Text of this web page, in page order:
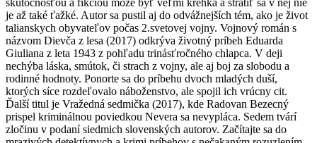
je až také ťažké. Autor sa pustil aj do odvážnejších tém, ako je život
talianskych obyvateľov počas 2.svetovej vojny. Vojnový román s
názvom Dievča z lesa (2017) odkrýva životný príbeh Eduarda
Giuliana z leta 1943 z pohľadu trinásťročného chlapca. V deji
nechýba láska, smútok, či strach z vojny, ale aj boj za slobodu a
rodinné hodnoty. Ponorte sa do príbehu dvoch mladých duší,
ktorých síce rozdeľovalo náboženstvo, ale spojil ich vrúcny cit.
Ďalší titul je Vražedná sedmička (2017), kde Radovan Bezecný
prispel kriminálnou poviedkou Nevera sa nevypláca. Sedem tvárí
zločinu v podaní siedmich slovenských autorov. Začítajte sa do